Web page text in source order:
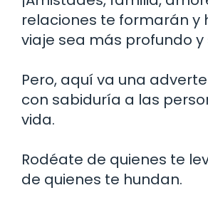
relaciones te formarán y
viaje sea más profundo y
Pero, aquí va una
con sabiduría a las
vida.
Rodéate de quienes te
de quienes te hundan.